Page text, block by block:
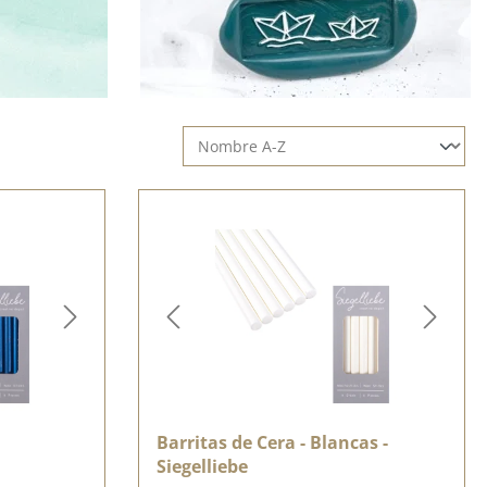
o regalos de manera elegante y personal.
en muchos colores y accesorios como cucharas para fundir y
Barritas de Cera - Blancas -
Siegelliebe